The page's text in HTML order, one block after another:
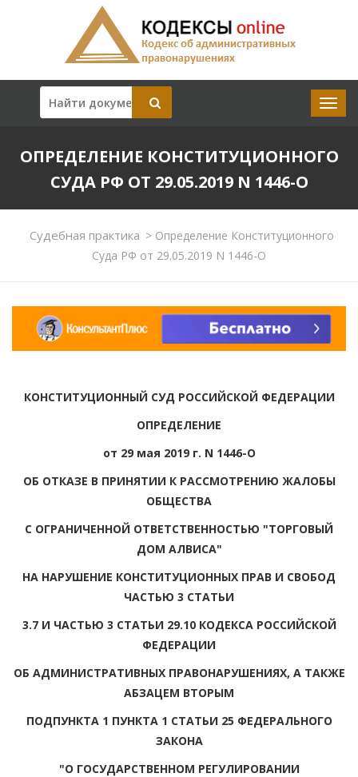
ОПРЕДЕЛЕНИЕ КОНСТИТУЦИОННОГО
СУДА РФ ОТ 29.05.2019 N 1446-О
Судебная практика > Определение Конституционного
Суда РФ от 29.05.2019 N 1446-О
КОНСТИТУЦИОННЫЙ СУД РОССИЙСКОЙ ФЕДЕРАЦИИ
ОПРЕДЕЛЕНИЕ
от 29 мая 2019 г. N 1446-О
ОБ ОТКАЗЕ В ПРИНЯТИИ К РАССМОТРЕНИЮ ЖАЛОБЫ
ОБЩЕСТВА
С ОГРАНИЧЕННОЙ ОТВЕТСТВЕННОСТЬЮ "ТОРГОВЫЙ
ДОМ АЛВИСА"
НА НАРУШЕНИЕ КОНСТИТУЦИОННЫХ ПРАВ И СВОБОД
ЧАСТЬЮ 3 СТАТЬИ
3.7 И ЧАСТЬЮ 3 СТАТЬИ 29.10 КОДЕКСА РОССИЙСКОЙ
ФЕДЕРАЦИИ
ОБ АДМИНИСТРАТИВНЫХ ПРАВОНАРУШЕНИЯХ, А ТАКЖЕ
АБЗАЦЕМ ВТОРЫМ
ПОДПУНКТА 1 ПУНКТА 1 СТАТЬИ 25 ФЕДЕРАЛЬНОГО
ЗАКОНА
"О ГОСУДАРСТВЕННОМ РЕГУЛИРОВАНИИ